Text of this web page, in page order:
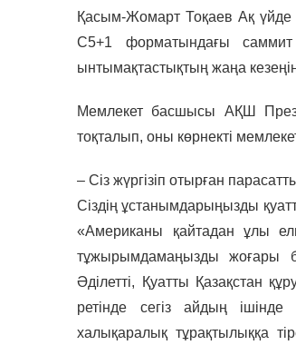
Қасым-Жомарт Тоқаев Ақ үйде
С5+1 форматындағы
ынтымақтастықтың жаңа
Мемлекет басшысы АҚШ
тоқталып, оны көрнекті
– Сіз жүргізіп отырған
Сіздің ұстанымдарыңызды
«Американы қайтадан ұлы
тұжырымдамаңызды жоғары
Әділетті, Қуатты Қазақстан
ретінде сегіз айдың
халықаралық тұрақтылыққа